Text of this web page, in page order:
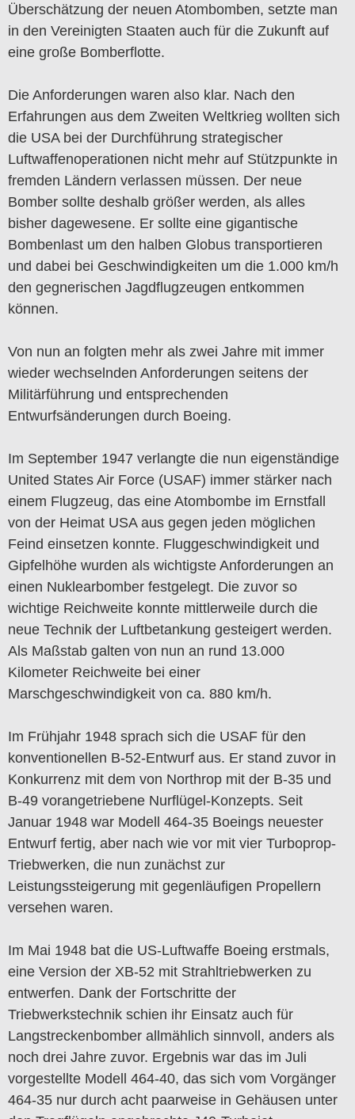
Überschätzung der neuen Atombomben, setzte man
in den Vereinigten Staaten auch für die Zukunft auf
eine große Bomberflotte.
Die Anforderungen waren also klar. Nach den
Erfahrungen aus dem Zweiten Weltkrieg wollten sich
die USA bei der Durchführung strategischer
Luftwaffenoperationen nicht mehr auf Stützpunkte in
fremden Ländern verlassen müssen. Der neue
Bomber sollte deshalb größer werden, als alles
bisher dagewesene. Er sollte eine gigantische
Bombenlast um den halben Globus transportieren
und dabei bei Geschwindigkeiten um die 1.000 km/h
den gegnerischen Jagdflugzeugen entkommen
können.
Von nun an folgten mehr als zwei Jahre mit immer
wieder wechselnden Anforderungen seitens der
Militärführung und entsprechenden
Entwurfsänderungen durch Boeing.
Im September 1947 verlangte die nun eigenständige
United States Air Force (USAF) immer stärker nach
einem Flugzeug, das eine Atombombe im Ernstfall
von der Heimat USA aus gegen jeden möglichen
Feind einsetzen konnte. Fluggeschwindigkeit und
Gipfelhöhe wurden als wichtigste Anforderungen an
einen Nuklearbomber festgelegt. Die zuvor so
wichtige Reichweite konnte mittlerweile durch die
neue Technik der Luftbetankung gesteigert werden.
Als Maßstab galten von nun an rund 13.000
Kilometer Reichweite bei einer
Marschgeschwindigkeit von ca. 880 km/h.
Im Frühjahr 1948 sprach sich die USAF für den
konventionellen B-52-Entwurf aus. Er stand zuvor in
Konkurrenz mit dem von Northrop mit der B-35 und
B-49 vorangetriebene Nurflügel-Konzepts. Seit
Januar 1948 war Modell 464-35 Boeings neuester
Entwurf fertig, aber nach wie vor mit vier Turboprop-
Triebwerken, die nun zunächst zur
Leistungssteigerung mit gegenläufigen Propellern
versehen waren.
Im Mai 1948 bat die US-Luftwaffe Boeing erstmals,
eine Version der XB-52 mit Strahltriebwerken zu
entwerfen. Dank der Fortschritte der
Triebwerkstechnik schien ihr Einsatz auch für
Langstreckenbomber allmählich sinnvoll, anders als
noch drei Jahre zuvor. Ergebnis war das im Juli
vorgestellte Modell 464-40, das sich vom Vorgänger
464-35 nur durch acht paarweise in Gehäusen unter